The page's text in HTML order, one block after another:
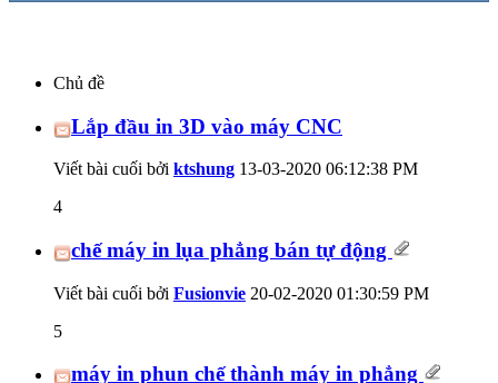
Chủ đề
Lắp đầu in 3D vào máy CNC
Viết bài cuối bởi ktshung 13-03-2020 06:12:38 PM
4
chế máy in lụa phẳng bán tự động
Viết bài cuối bởi Fusionvie 20-02-2020 01:30:59 PM
5
máy in phun chế thành máy in phẳng